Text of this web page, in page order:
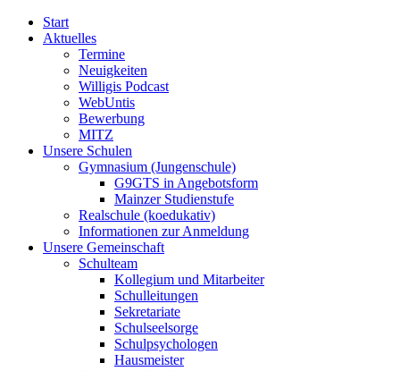
Start
Aktuelles
Termine
Neuigkeiten
Willigis Podcast
WebUntis
Bewerbung
MITZ
Unsere Schulen
Gymnasium (Jungenschule)
G9GTS in Angebotsform
Mainzer Studienstufe
Realschule (koedukativ)
Informationen zur Anmeldung
Unsere Gemeinschaft
Schulteam
Kollegium und Mitarbeiter
Schulleitungen
Sekretariate
Schulseelsorge
Schulpsychologen
Hausmeister